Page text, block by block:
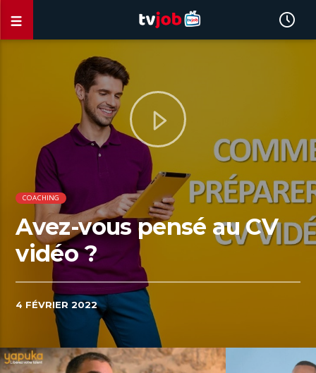
COACHING
Avez-vous pensé au CV
vidéo ?
4 FÉVRIER 2022